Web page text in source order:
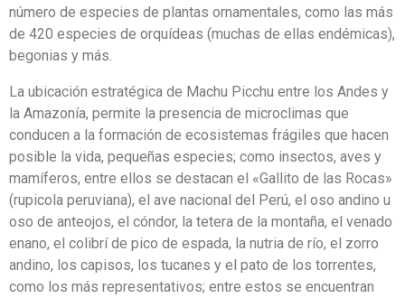
número de especies de plantas ornamentales, como las más
de 420 especies de orquídeas (muchas de ellas endémicas),
begonias y más.
La ubicación estratégica de Machu Picchu entre los Andes y
la Amazonía, permite la presencia de microclimas que
conducen a la formación de ecosistemas frágiles que hacen
posible la vida, pequeñas especies; como insectos, aves y
mamíferos, entre ellos se destacan el «Gallito de las Rocas»
(rupicola peruviana), el ave nacional del Perú, el oso andino u
oso de anteojos, el cóndor, la tetera de la montaña, el venado
enano, el colibrí de pico de espada, la nutria de río, el zorro
andino, los capisos, los tucanes y el pato de los torrentes,
como los más representativos; entre estos se encuentran